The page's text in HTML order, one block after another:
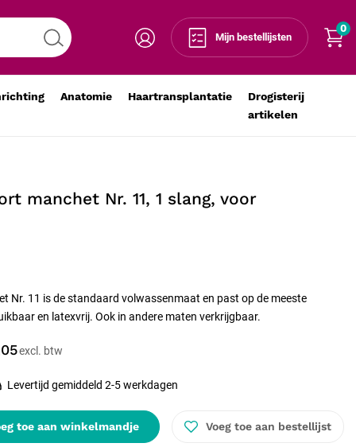
Mijn bestellijsten
0
Anatomie Haartransplantatie
Drogisterij
artikelen
manchet Nr. 11, 1 slang, voor
- Voeg toe aan winkelmandje
toe aan winkelmandje Voeg toe aan bestellijst
Levertijd gemiddeld 2-5 werkdagen
Nr. 11 is de standaard volwassenmaat en past op de meeste
en latexvrij. Ook in andere maten verkrijgbaar.